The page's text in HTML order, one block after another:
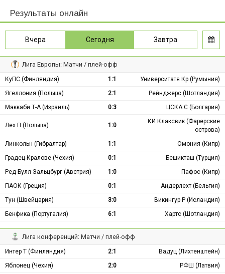
Результаты онлайн
Вчера Сегодня Завтра
Лига Европы: Матчи / плей-офф
КуПС (Финляндия) 1:1
Университатя Кр (Румыния)
Ягеллония (Польша)
2:1
Рейнджерс (Шотландия)
Маккаби Т-А (Израиль)
0:3 ЦСКА С (Болгария)
Лех П (Польша) 1:0
КИ Клаксвик (Фарерские
острова)
Линкольн (Гибралтар)
1:1
Омония (Кипр)
Градец-Кралове (Чехия)
0:1
Бешикташ (Турция)
Ред Булл Зальцбург (Австрия)
1:0
Пафос (Кипр)
ПАОК (Греция)
0:1
Андерлехт (Бельгия)
Тун (Швейцария)
3:0
Викингур Р (Исландия)
Бенфика (Португалия)
6:1 Хартс (Шотландия)
Лига конференций: Матчи / плей-офф
Интер Т (Финляндия) 2:1
Вадуц (Лихтенштейн)
Яблонец (Чехия)
2:0
РФШ (Латвия)